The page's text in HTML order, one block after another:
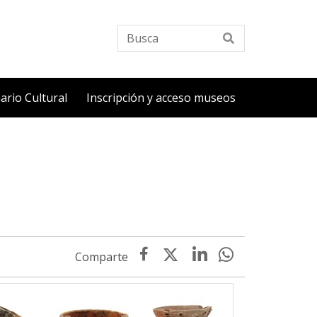
Busca
Cultural Inscripción y acceso museos